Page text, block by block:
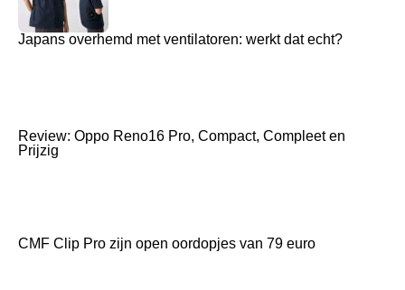
Japans overhemd met ventilatoren: werkt dat echt?
Review: Oppo Reno16 Pro, Compact, Compleet en
Prijzig
CMF Clip Pro zijn open oordopjes van 79 euro